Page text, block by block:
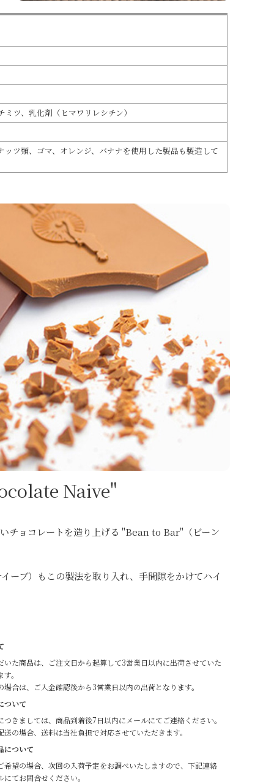
ツ、乳化剤（ヒマワリレシチン）
ツ類、ゴマ、オレンジ、バナナを使用した製品も製造して
Naive"
チョコレートを造り上げる "Bean to Bar"（ビーン
ブ）もこの製法を取り入れ、手間隙をかけてハイ
いた商品は、ご注文日から起算して3営業日以内に出荷させていた
。
合は、ご入金確認後から3営業日以内の出荷となります。
ついて
つきましては、商品到着後7日以内にメールにてご連絡ください。
送の場合、送料は当社負担で対応させていただきます。
について
希望の場合、次回の入荷予定をお調べいたしますので、下記連絡
てお問合せください。